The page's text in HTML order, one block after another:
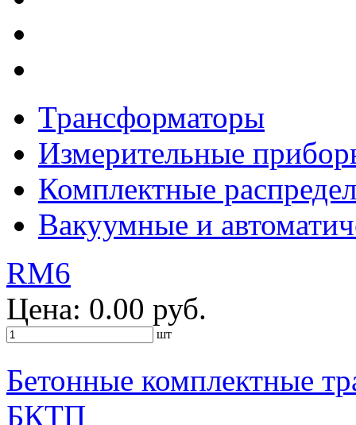
Трансформаторы
Измерительные
Комплектные
Вакуумные и
RM6
Цена: 0.00 руб.
шт
Бетонные комплектные
БКТП